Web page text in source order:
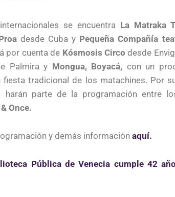
se encuentra La Matraka
desde Cuba y Pequeña Compañía
por cuenta de Kósmosis Circo desde
Palmira y Mongua, Boyacá, con un
fiesta tradicional de los matachines. Por
harán parte de la programación entre
Once.
y demás información aquí.
Pública de Venecia cumple 42